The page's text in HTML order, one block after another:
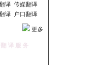
译 传媒翻译
译 户口翻译
更多
译 服 务